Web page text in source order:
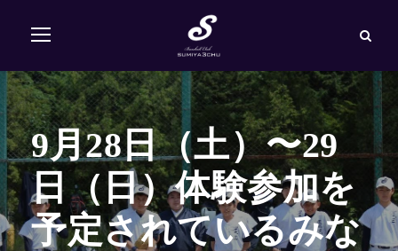
9月28日（土）〜29
日（日）体験参加を
予定されているみな